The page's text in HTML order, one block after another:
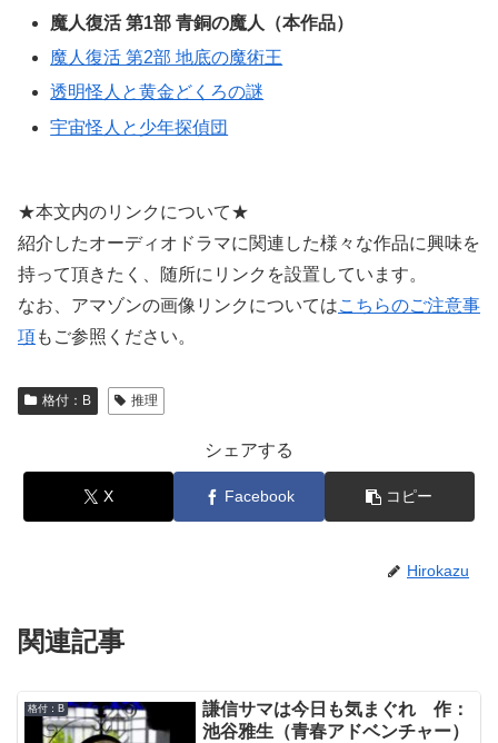
魔人復活 第1部 青銅の魔人（本作品）
魔人復活 第2部 地底の魔術王
透明怪人と黄金どくろの謎
宇宙怪人と少年探偵団
★本文内のリンクについて★
紹介したオーディオドラマに関連した様々な作品に興味を
持って頂きたく、随所にリンクを設置しています。
なお、アマゾンの画像リンクについてはこちらのご注意事
項もご参照ください。
格付：B 推理
シェアする
X Facebook コピー
Hirokazu
関連記事
格付：B
謙信サマは今日も気まぐれ 作：
池谷雅生（青春アドベンチャー）